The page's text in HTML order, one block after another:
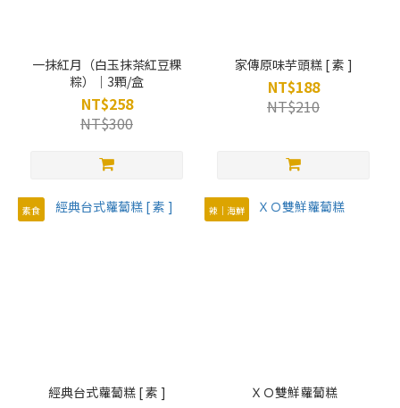
一抹紅月（白玉抹茶紅豆粿
粽）｜3顆/盒
NT$258
NT$300
家傳原味芋頭糕 [ 素 ]
NT$188
NT$210
素食
經典台式蘿蔔糕 [ 素 ]
辣｜海鮮
ＸＯ雙鮮蘿蔔糕